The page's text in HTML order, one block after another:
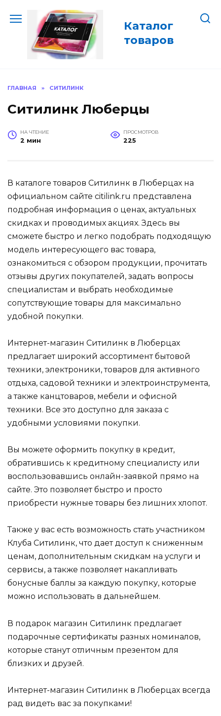
содержанию
Каталог
товаров
ГЛАВНАЯ » СИТИЛИНК
Ситилинк Люберцы
НА ЧТЕНИЕ
2 мин
ПРОСМОТРОВ
225
В каталоге товаров Ситилинк в Люберцах на
официальном сайте citilink.ru представлена
подробная информация о ценах, актуальных
скидках и проводимых акциях. Здесь вы
сможете быстро и легко подобрать подходящую
модель интересующего вас товара,
ознакомиться с обзором продукции, прочитать
отзывы других покупателей, задать вопросы
специалистам и выбрать необходимые
сопутствующие товары для максимально
удобной покупки.
Интернет-магазин Ситилинк в Люберцах
предлагает широкий ассортимент бытовой
техники, электроники, товаров для активного
отдыха, садовой техники и электроинструмента,
а также канцтоваров, мебели и офисной
техники. Все это доступно для заказа с
удобными условиями покупки.
Вы можете оформить покупку в кредит,
обратившись к кредитному специалисту или
воспользовавшись онлайн-заявкой прямо на
сайте. Это позволяет быстро и просто
приобрести нужные товары без лишних хлопот.
Также у вас есть возможность стать участником
Клуба Ситилинк, что дает доступ к сниженным
ценам, дополнительным скидкам на услуги и
сервисы, а также позволяет накапливать
бонусные баллы за каждую покупку, которые
можно использовать в дальнейшем.
В подарок магазин Ситилинк предлагает
подарочные сертификаты разных номиналов,
которые станут отличным презентом для
близких и друзей.
Интернет-магазин Ситилинк в Люберцах всегда
рад видеть вас за покупками!